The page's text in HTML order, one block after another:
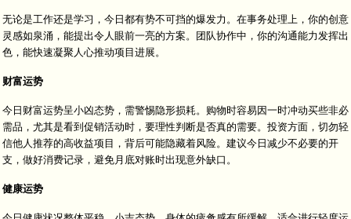
无论是工作还是学习，今日都有势不可挡的爆发力。在事务处理上，你的创意
灵感如泉涌，能提出令人眼前一亮的方案。团队协作中，你的沟通能力发挥出
色，能快速凝聚人心推动项目进展。
财富运势
今日财富运势呈小凶态势，需警惕隐形损耗。购物时容易因一时冲动买些非必
需品，尤其是看到促销活动时，要理性判断是否真的需要。投资方面，切勿轻
信他人推荐的高收益项目，背后可能隐藏着风险。建议今日减少不必要的开
支，做好消费记录，避免月底对账时出现意外缺口。
健康运势